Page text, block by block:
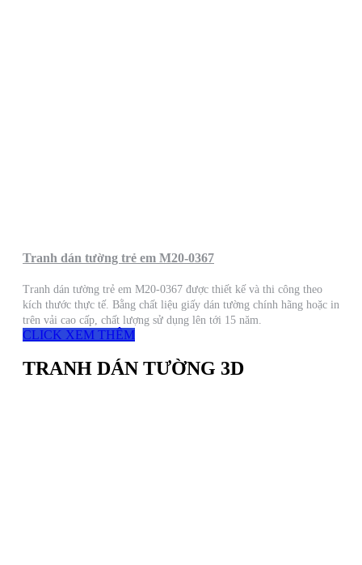
Tranh dán tường trẻ em M20-0367
Tranh dán tường trẻ em M20-0367 được thiết kế và thi công theo
kích thước thực tế. Bằng chất liệu giấy dán tường chính hãng hoặc in
trên vải cao cấp, chất lượng sử dụng lên tới 15 năm.
CLICK XEM THÊM
TRANH DÁN TƯỜNG 3D